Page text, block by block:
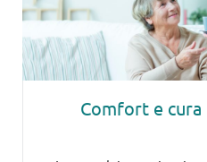
Comfort e cura